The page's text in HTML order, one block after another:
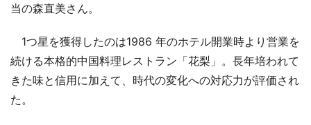
当の森直美さん。
1つ星を獲得したのは1986 年のホテル開業時より営業を
続ける本格的中国料理レストラン「花梨」。長年培われて
きた味と信用に加えて、時代の変化への対応力が評価され
た。